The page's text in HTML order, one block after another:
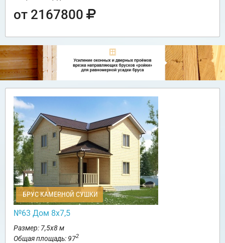
от 2167800
БРУС КАМЕРНОЙ СУШКИ
№63 Дом 8х7,5
Размер: 7,5х8 м
Общая площадь: 972